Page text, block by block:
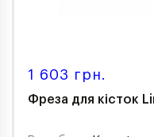
1 603 грн.
Фреза для кісток